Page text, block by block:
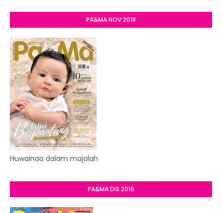
PA&MA NOV 2018
Huwainaa dalam majalah
PA&MA DIS 2016